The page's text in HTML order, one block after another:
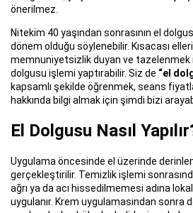
önerilmez.
Nitekim 40 yaşından sonrasının el
dönem olduğu söylenebilir. Kısacası
memnuniyetsizlik duyan ve tazelenmek
dolgusu işlemi yaptırabilir. Siz de “el
kapsamlı şekilde öğrenmek, seans
hakkında bilgi almak için şimdi bizi
El Dolgusu Nasıl
Uygulama öncesinde el üzerinde
gerçekleştirilir. Temizlik işlemi
ağrı ya da acı hissedilmemesi adına
uygulanır. Krem uygulamasından sonra